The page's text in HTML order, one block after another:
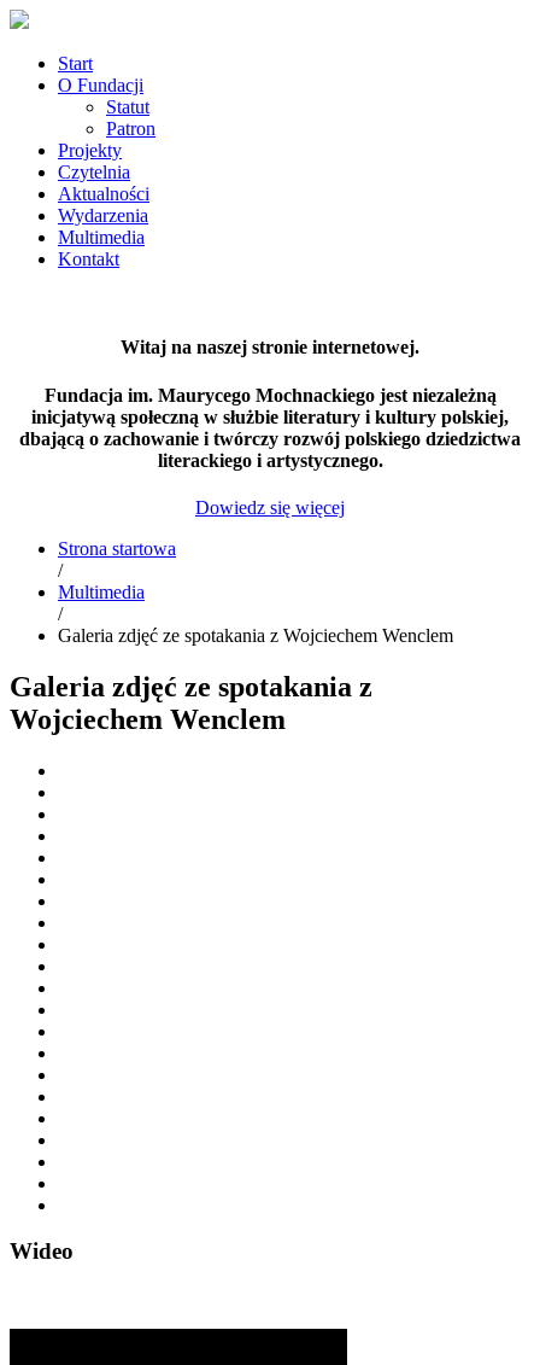
Start
O Fundacji
Statut
Patron
Projekty
Czytelnia
Aktualności
Wydarzenia
Multimedia
Kontakt
Witaj na naszej stronie internetowej.
Fundacja im. Maurycego Mochnackiego jest niezależną
inicjatywą społeczną w służbie literatury i kultury polskiej,
dbającą o zachowanie i twórczy rozwój polskiego dziedzictwa
literackiego i artystycznego.
Dowiedz się więcej
Strona startowa
/
Multimedia
/
Galeria zdjęć ze spotakania z Wojciechem Wenclem
Galeria zdjęć ze spotakania z
Wojciechem Wenclem
Wideo